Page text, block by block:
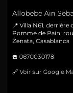
Allobebe Ain
📍 Villa N61, derrière
Pomme de Pain,
Zenata, Casablanca
☎️ 0670030178
🔗 Voir sur Google